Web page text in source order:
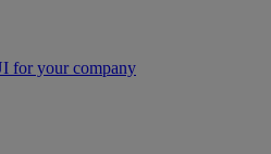
for your company